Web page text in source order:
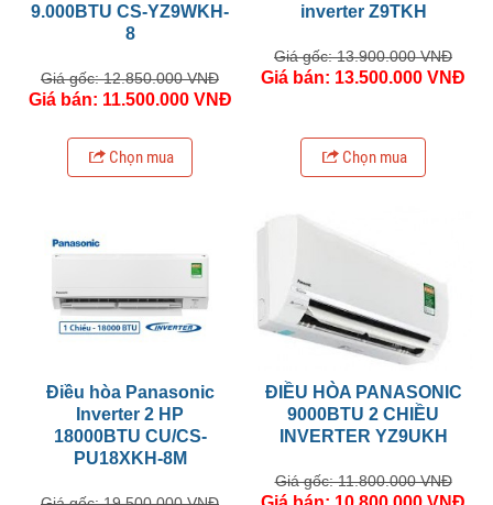
9.000BTU CS-YZ9WKH-
8
Giá gốc: 12.850.000 VNĐ
Giá bán: 11.500.000 VNĐ
Chọn mua
inverter Z9TKH
Giá gốc: 13.900.000 VNĐ
Giá bán: 13.500.000 VNĐ
Chọn mua
Điều hòa Panasonic
Inverter 2 HP
18000BTU CU/CS-
PU18XKH-8M
ĐIỀU HÒA PANASONIC
9000BTU 2 CHIỀU
INVERTER YZ9UKH
Giá gốc: 11.800.000 VNĐ